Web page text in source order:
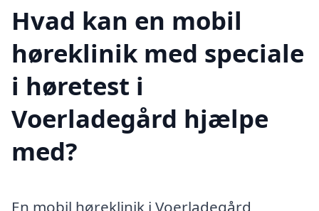
Hvad kan en mobil
høreklinik med speciale
i høretest i
Voerladegård hjælpe
med?
En mobil høreklinik i Voerladegård